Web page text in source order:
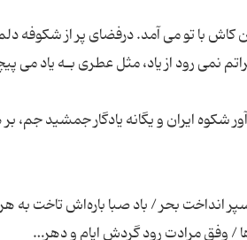
من کاش با تو می آمد. درفضای پر از شکوفه
شکوه ایران و یگانه یادگار جمشید جم،